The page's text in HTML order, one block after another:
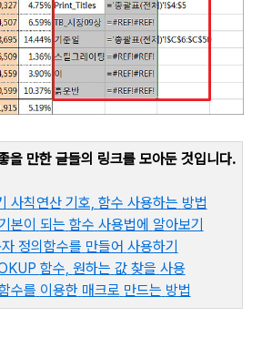
을 만한 글들의 링크를 모아둔 것입니다.
사칙연산 기호, 함수 사용하는 방법
본이 되는 함수 사용법에 알아보기
정의함수를 만들어 사용하기
함수, 원하는 값 찾을 사용
수를 이용한 매크로 만드는 방법